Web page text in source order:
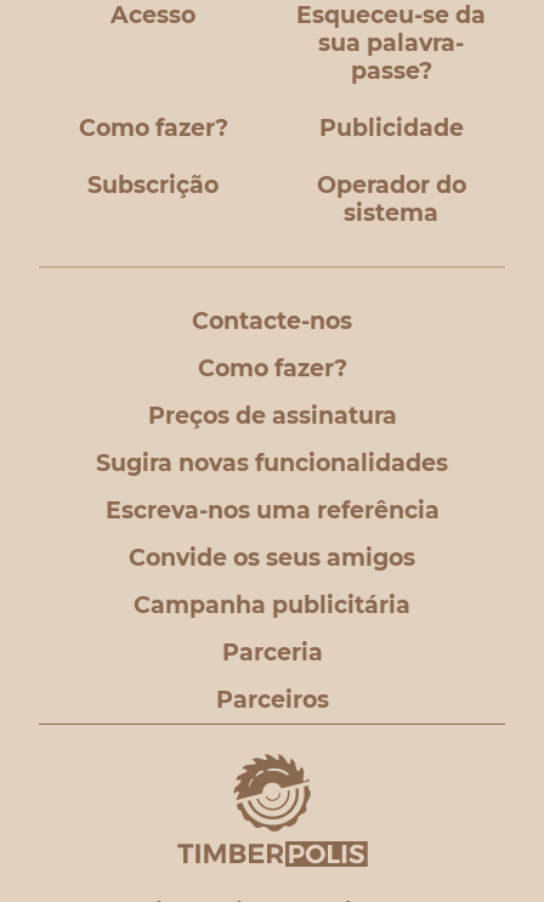
Acesso
Esqueceu-se da
sua palavra-
passe?
Como fazer? Publicidade
Subscrição
Operador do
sistema
Contacte-nos
Como fazer?
Preços de assinatura
Sugira novas funcionalidades
Escreva-nos uma referência
Convide os seus amigos
Campanha publicitária
Parceria
Parceiros